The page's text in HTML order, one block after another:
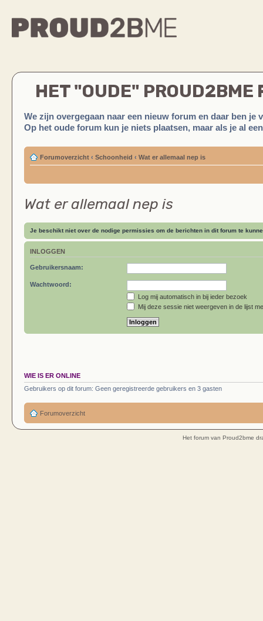
HET "OUDE" PROUD2BME
We zijn overgegaan naar een nieuw forum en daar ben je
Op het oude forum kun je niets plaatsen, maar als je al
Forumoverzicht ‹ Schoonheid ‹ Wat er allemaal nep is
Wat er allemaal nep is
Je beschikt niet over de nodige permissies om de berichten in dit forum te
INLOGGEN
Gebruikersnaam:
Wachtwoord:
Log mij automatisch in bij ieder bezoek
Mij deze sessie niet weergeven in de lijst
WIE IS ER ONLINE
Gebruikers op dit forum: Geen geregistreerde gebruikers en 3 gasten
Forumoverzicht
Het forum van Proud2bme